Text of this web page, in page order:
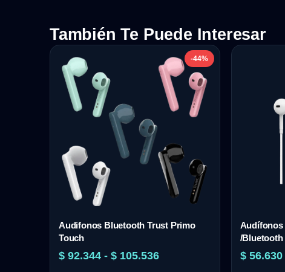
También Te Puede Interesar
-44%
Audifonos Bluetooth Trust Primo
Touch
$ 92.344 - $ 105.536
Audífonos
/Bluetooth
$56.630